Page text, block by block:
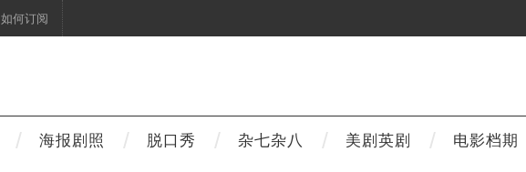
如何订阅
海报剧照 脱口秀 杂七杂八 美剧英剧
电影档期